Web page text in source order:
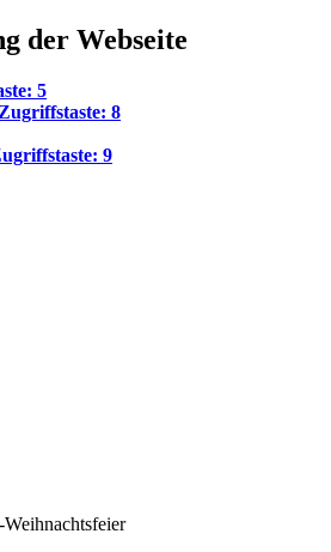
der Webseite
5
Zugriffstaste: 8
9